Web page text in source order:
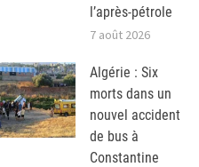
l’après-pétrole
7 août 2026
Algérie : Six
morts dans un
nouvel accident
de bus à
Constantine